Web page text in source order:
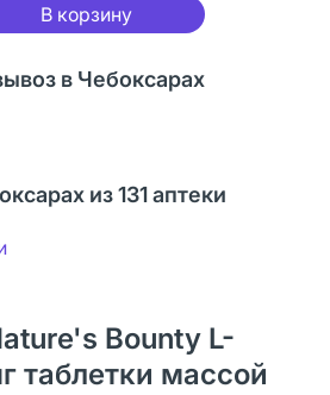
В корзину
в Чебоксарах
из 131 аптеки
Bounty L-
таблетки массой